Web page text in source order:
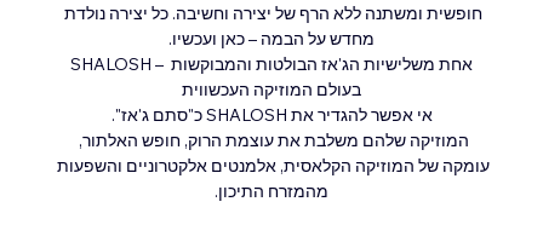
חופשית ומשתנה ללא הרף של יצירה וחשיבה. כל יצירה נולדת
מחדש על הבמה – כאן ועכשיו.
SHALOSH – אחת משלישיות הג'אז הבולטות והמבוקשות
בעולם המוזיקה העכשווית
אי אפשר להגדיר את SHALOSH כ"סתם ג'אז".
המוזיקה שלהם משלבת את עוצמת הרוק, חופש האלתור,
עומקה של המוזיקה הקלאסית, אלמנטים אלקטרוניים והשפעות
מהמזרח התיכון.